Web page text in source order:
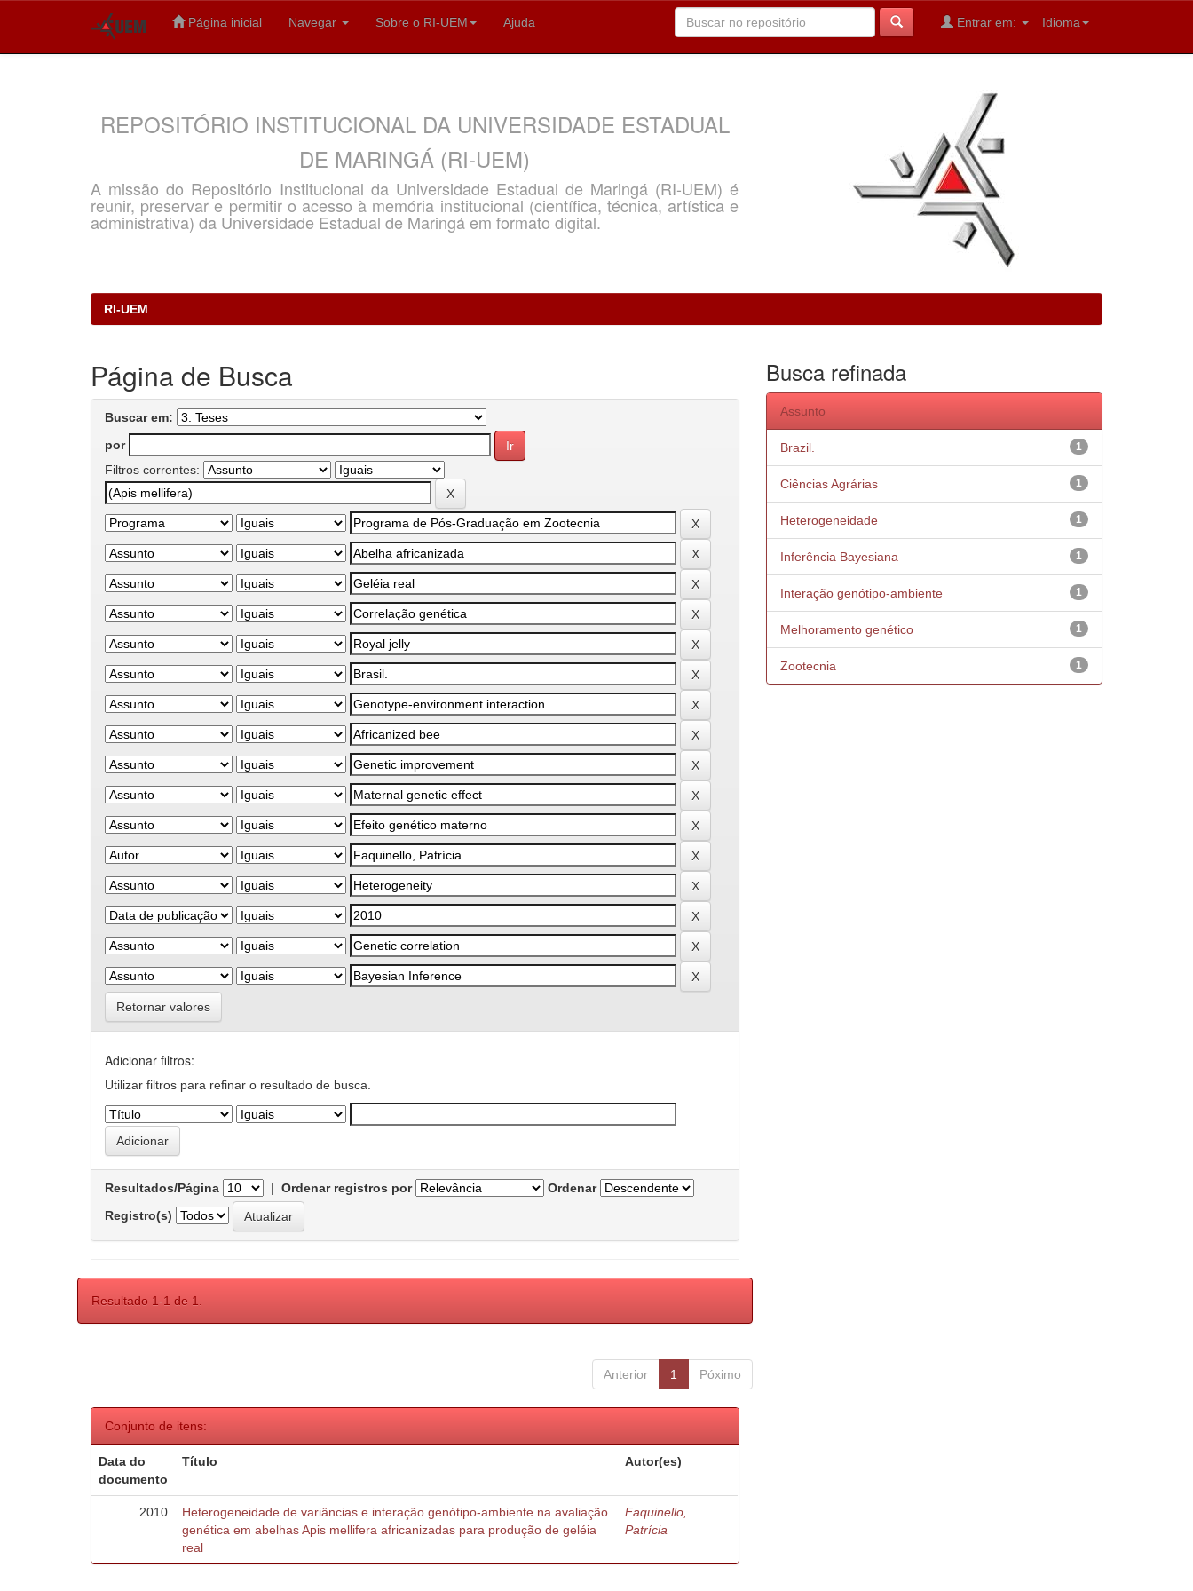
Página inicial Navegar Sobre o RI-UEM Ajuda Idioma
Entrar em:
REPOSITÓRIO INSTITUCIONAL DA UNIVERSIDADE ESTADUAL
DE MARINGÁ (RI-UEM)
A missão do Repositório Institucional da Universidade Estadual de Maringá (RI-UEM) é
reunir, preservar e permitir o acesso à memória institucional (científica, técnica, artística e
administrativa) da Universidade Estadual de Maringá em formato digital.
RI-UEM
Página de Busca
Buscar em:
por
Filtros correntes:
Retornar valores
Adicionar filtros:
Utilizar filtros para refinar o resultado de busca.
Resultados/Página | Ordenar registros por
Ordenar
Registro(s)
Resultado 1-1 de 1.
Anterior 1 Póximo
Conjunto de itens:
Data do
documento
Título Autor(es)
2010
Heterogeneidade de variâncias e interação genótipo-ambiente na avaliação
genética em abelhas Apis mellifera africanizadas para produção de geléia
real
Faquinello,
Patrícia
Busca refinada
Assunto
1
Brazil.
1
Ciências Agrárias
1
Heterogeneidade
1
Inferência Bayesiana
1
Interação genótipo-ambiente
1
Melhoramento genético
1
Zootecnia